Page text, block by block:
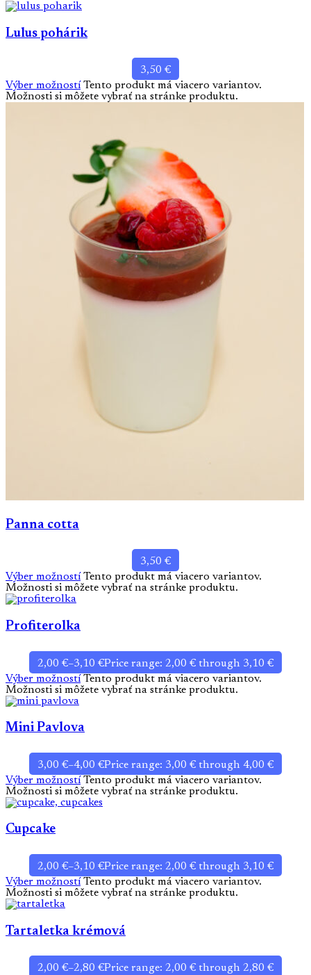
Lulus pohárik
3,50 €
Výber možností Tento produkt má viacero variantov.
Možnosti si môžete vybrať na stránke produktu.
Panna cotta
3,50 €
Výber možností Tento produkt má viacero variantov.
Možnosti si môžete vybrať na stránke produktu.
Profiterolka
2,00 €–3,10 €Price range: 2,00 € through 3,10 €
Výber možností Tento produkt má viacero variantov.
Možnosti si môžete vybrať na stránke produktu.
Mini Pavlova
3,00 €–4,00 €Price range: 3,00 € through 4,00 €
Výber možností Tento produkt má viacero variantov.
Možnosti si môžete vybrať na stránke produktu.
Cupcake
2,00 €–3,10 €Price range: 2,00 € through 3,10 €
Výber možností Tento produkt má viacero variantov.
Možnosti si môžete vybrať na stránke produktu.
Tartaletka krémová
2,00 €–2,80 €Price range: 2,00 € through 2,80 €